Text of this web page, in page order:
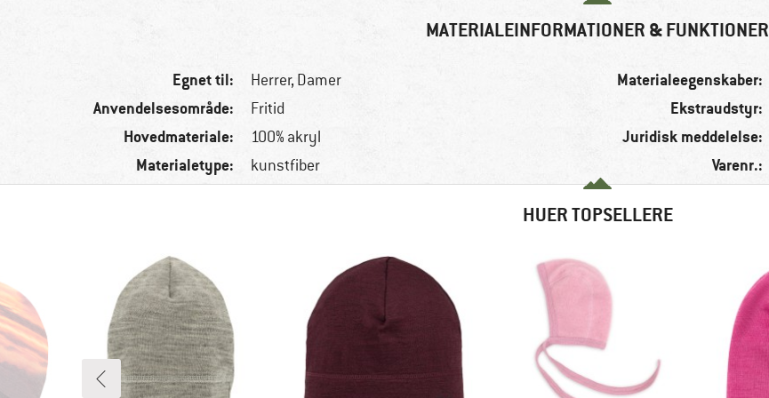
MATERIALEINFORMATIONER & FUNKTIONER
Egnet til: Herrer, Damer
Anvendelsesområde: Fritid
Hovedmateriale: 100% akryl
Materialetype: kunstfiber
Materialeegenskaber:
Ekstraudstyr:
Juridisk meddelelse:
Varenr.:
HUER TOPSELLERE